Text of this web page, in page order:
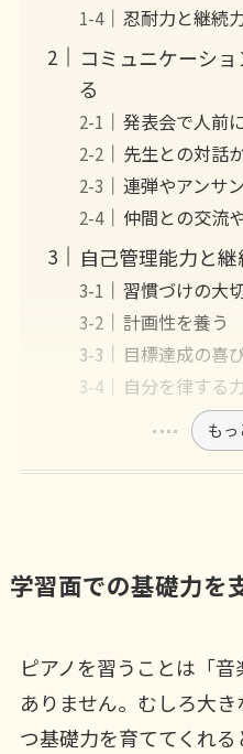
忍耐力と継続
コミュニケーシ
る
発表会で人前
先生との対話
連弾やアンサ
仲間との交流
自己管理能力と
習慣づけの大
計画性を養う
目標達成の喜
自分を律する
もっ
学習面での基礎力を
ピアノを習うことは「
ありません。むしろ大
つ基礎力を育ててくれ